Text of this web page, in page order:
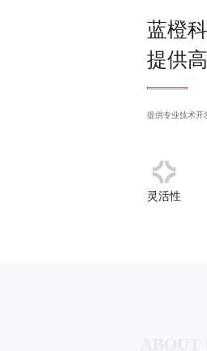
蓝橙
提供
提供专业技术开
灵活性